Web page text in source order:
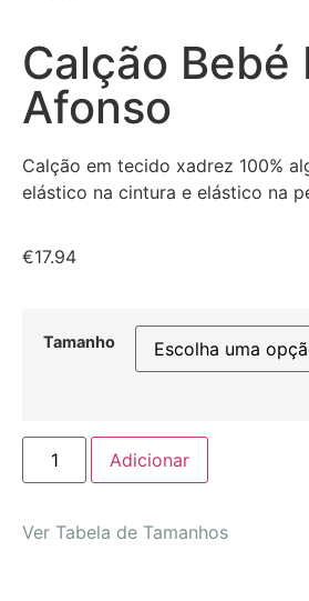
Calção Bebé
Afonso
Calção em tecido xadrez 100%
elástico na cintura e elástico na
€17.94
Tamanho
Adicionar
Ver Tabela de Tamanhos